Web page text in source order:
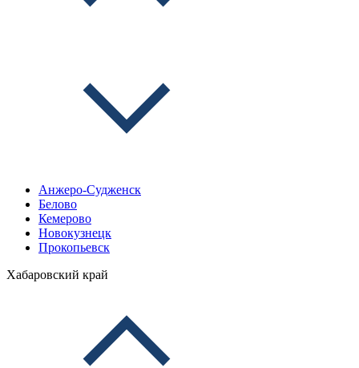
Анжеро-Судженск
Белово
Кемерово
Новокузнецк
Прокопьевск
Хабаровский край